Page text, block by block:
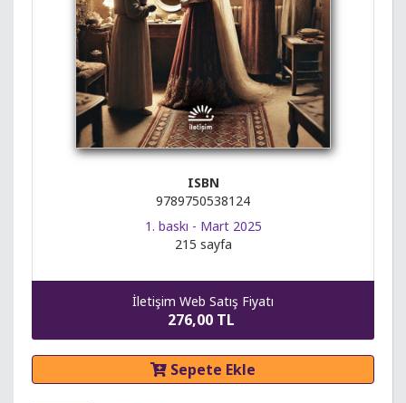
ISBN
9789750538124
1. baskı - Mart 2025
215 sayfa
İletişim Web Satış Fiyatı
276,00 TL
Sepete Ekle